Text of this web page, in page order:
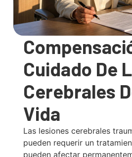
Cuidado De
Cerebrales
Vida
Las lesiones cerebrales
pueden requerir un
pueden afectar